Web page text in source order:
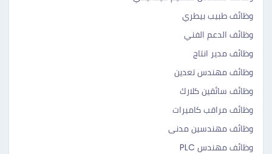
وظائف طبيب بيطري
وظائف الدعم الفني
وظائف مدير انتاج
وظائف مهندس تعدين
وظائف سائقين كلارك
وظائف مراقب كاميرات
وظائف مهندسين مدنى
وظائف مهندس PLC